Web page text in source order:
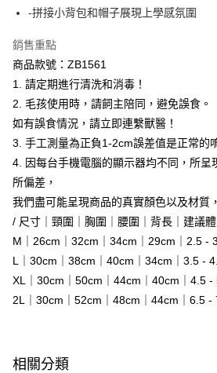
7-11取貨付款
每筆NT$60，滿NT$1,000(含以上)免運費
付款後7-11取貨
每筆NT$60，滿NT$1,000(含以上)免運費
宅配
每筆NT$120，滿NT$1,000(含以上)免運
付款後門市自取
每筆NT$60，滿NT$1,000(含以上)免運費
海外配送-港/澳/新/馬/泰國專屬
海外配送-其他亞洲地區
海外配送-歐美地區
-拼接小背包和帽子展現上學感氛圍
銷售重點
商品款號：ZB1561
1. 請定期進行清洗和消毒！
2. 毛孩使用時，請飼主陪同，避免誤食。
如有誤食情況，請立即連繫獸醫！
3. 手工測量為正負1-2cm誤差值是正常的
4. 因每台手機電腦的顯示器均不同，所呈
所偏差，
我們盡可能呈現商品的真實顏色以及材質
/ 尺寸｜頸圍｜胸圍｜腰圍｜背長｜建議
M｜26cm｜32cm｜34cm｜29cm｜2.5 -
L｜30cm｜38cm｜40cm｜34cm｜3.5 -
XL｜30cm｜50cm｜44cm｜40cm｜4.5 -
2L｜30cm｜52cm｜48cm｜44cm｜6.5 -
相關分類